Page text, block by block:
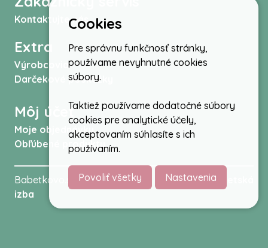
Kontaktujte nás
Extra
Výrobcovia
Darčekové poukážky
Môj účet
Moje objednávky
Obľúbené produkty
Babetkovo.sk © 2026 -Kočíky autosedačky,
izba
Cookies
Pre správnu funkčnosť stránky,
používame nevyhnutné cookies
súbory.
Taktiež používame dodatočné súbory
cookies pre analytické účely,
akceptovaním súhlasíte s ich
používaním.
Povoliť všetky Nastavenia